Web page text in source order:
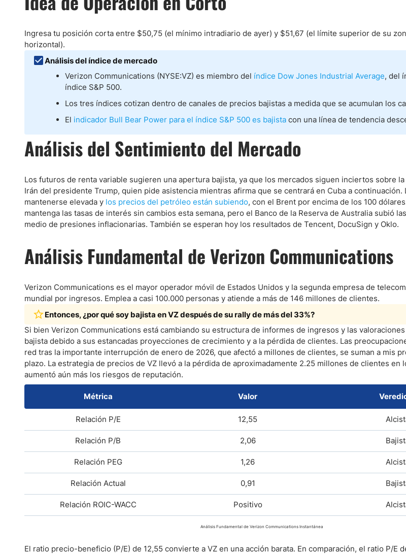
Peru
Panama
Latinoamérica
Bolivia
Nicaragua
Estados Unidos
IBEX 35
Todos los índices
Acciones
Nvidia (NVDA)
Mercado Libre (MELI)
Banco Santander (SAN)
Ingresa tu posición corta entre $50,75 (el mínimo intradiario de ayer) y $51,67 (el límite superior de su
horizontal).
Análisis del índice de mercado
Verizon Communications (NYSE:VZ) es miembro del índice Dow Jones Industrial Average, del
índice S&P 500.
Los tres índices cotizan dentro de canales de precios bajistas a medida que se acumulan los
El indicador Bull Bear Power para el índice S&P 500 es bajista con una línea de tendencia
Análisis del Sentimiento del Mercado
Los futuros de renta variable sugieren una apertura bajista, ya que los mercados siguen inciertos sobre
Irán del presidente Trump, quien pide asistencia mientras afirma que se centrará en Cuba a continuación.
mantenerse elevada y los precios del petróleo están subiendo, con el Brent por encima de los 100
mantenga las tasas de interés sin cambios esta semana, pero el Banco de la Reserva de Australia subió
medio de presiones inflacionarias. También se esperan hoy los resultados de Tencent, DocuSign y Oklo.
Análisis Fundamental de Verizon Communications
Verizon Communications es el mayor operador móvil de Estados Unidos y la segunda empresa de
mundial por ingresos. Emplea a casi 100.000 personas y atiende a más de 146 millones de clientes.
Entonces, ¿por qué soy bajista en VZ después de su rally de más del 33%?
Si bien Verizon Communications está cambiando su estructura de informes de ingresos y las
bajista debido a sus estancadas proyecciones de crecimiento y a la pérdida de clientes. Las
red tras la importante interrupción de enero de 2026, que afectó a millones de clientes, se suman a mis
plazo. La estrategia de precios de VZ llevó a la pérdida de aproximadamente 2.25 millones de clientes en
aumentó aún más los riesgos de reputación.
Métrica Valor
Relación P/E 12,55
Relación P/B 2,06
Relación PEG 1,26
Relación Actual 0,91
Relación ROIC-WACC Positivo
Análisis Fundamental de Verizon Communications Instantánea
El ratio precio-beneficio (P/E) de 12,55 convierte a VZ en una acción barata. En comparación, el ratio P/E